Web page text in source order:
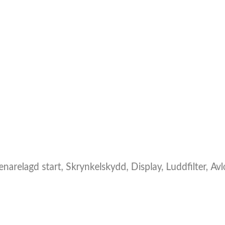
start, Skrynkelskydd, Display, Luddfilter,